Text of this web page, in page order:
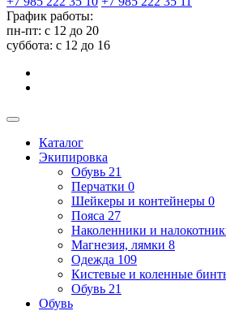
График работы:
пн-пт: с 12 до 20
суббота: c 12 до 16
Каталог
Экипировка
Обувь 21
Перчатки 0
Шейкеры и контейнеры 0
Пояса 27
Наколенники и
Магнезия, лямки 8
Одежда 109
Кистевые и коленные
Обувь 21
Обувь